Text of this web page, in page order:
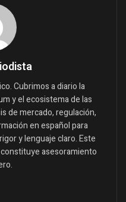
Cubrimos a diario la
y el ecosistema de las
de mercado, regulación,
en español para
y lenguaje claro. Este
asesoramiento